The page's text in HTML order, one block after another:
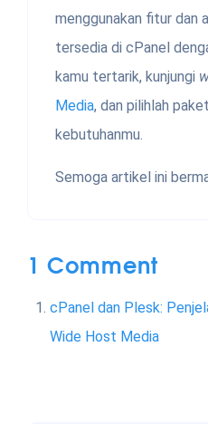
menggunakan fitur dan
tersedia di cPanel
kamu tertarik, kunjungi
Media, dan pilihlah
kebutuhanmu.
Semoga artikel ini
1 Comment
cPanel dan Plesk:
Wide Host Media